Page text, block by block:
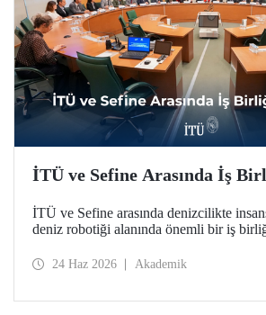
İTÜ ve Sefine Arasında İş
İTÜ ve Sefine arasında denizcilikte
deniz robotiği alanında önemli bir iş
24 Haz 2026 Akademik